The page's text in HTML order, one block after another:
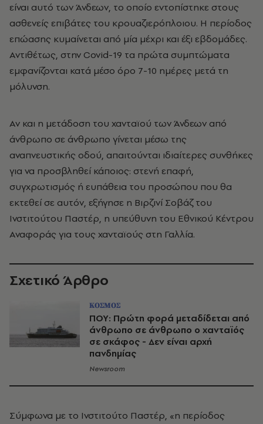
είναι αυτό των Άνδεων, το οποίο εντοπίστηκε στους
ασθενείς επιβάτες του κρουαζιερόπλοιου. Η περίοδος
επώασης κυμαίνεται από μία μέχρι και έξι εβδομάδες.
Αντιθέτως, στην Covid-19 τα πρώτα συμπτώματα
εμφανίζονται κατά μέσο όρο 7-10 ημέρες μετά τη
μόλυνση.
Αν και η μετάδοση του χανταϊού των Άνδεων από
άνθρωπο σε άνθρωπο γίνεται μέσω της
αναπνευστικής οδού, απαιτούνται ιδιαίτερες συνθήκες
για να προσβληθεί κάποιος: στενή επαφή,
συγχρωτισμός ή ευπάθεια του προσώπου που θα
εκτεθεί σε αυτόν, εξήγησε η Βιρζινί Σοβάζ του
Ινστιτούτου Παστέρ, η υπεύθυνη του Εθνικού Κέντρου
Αναφοράς για τους χανταϊούς στη Γαλλία.
Σχετικό Άρθρο
ΚΟΣΜΟΣ
ΠΟΥ: Πρώτη φορά μεταδίδεται από
άνθρωπο σε άνθρωπο ο χανταϊός
σε σκάφος - Δεν είναι αρχή
πανδημίας
Newsroom
Σύμφωνα με το Ινστιτούτο Παστέρ, «η περίοδος